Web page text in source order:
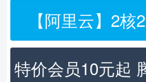
【阿里云】2
特价会员10元起